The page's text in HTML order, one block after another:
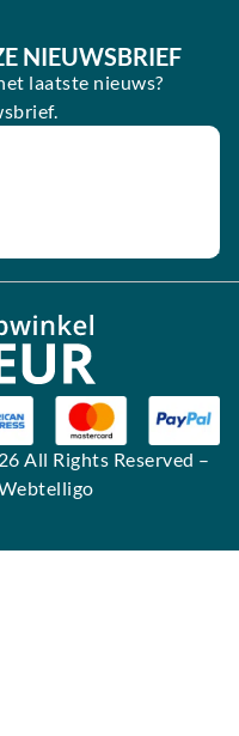
NIEUWSBRIEF
laatste nieuws?
All Rights Reserved –